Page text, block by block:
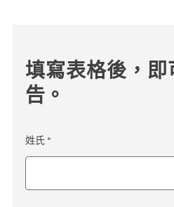
填寫表格後，
告。
姓氏 *